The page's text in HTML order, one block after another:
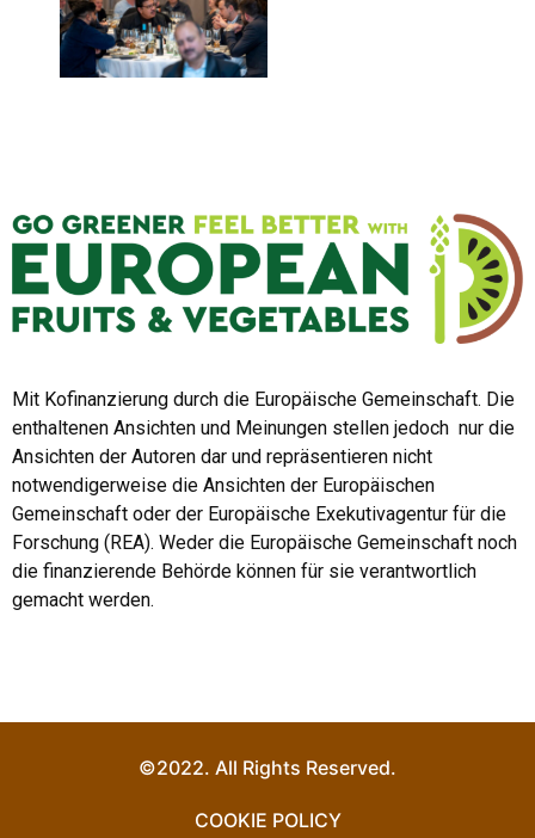
Mit Kofinanzierung durch die Europäische Gemeinschaft. Die
enthaltenen Ansichten und Meinungen stellen jedoch nur die
Ansichten der Autoren dar und repräsentieren nicht
notwendigerweise die Ansichten der Europäischen
Gemeinschaft oder der Europäische Exekutivagentur für die
Forschung (REA). Weder die Europäische Gemeinschaft noch
die finanzierende Behörde können für sie verantwortlich
gemacht werden.
©2022. All Rights Reserved.
COOKIE POLICY